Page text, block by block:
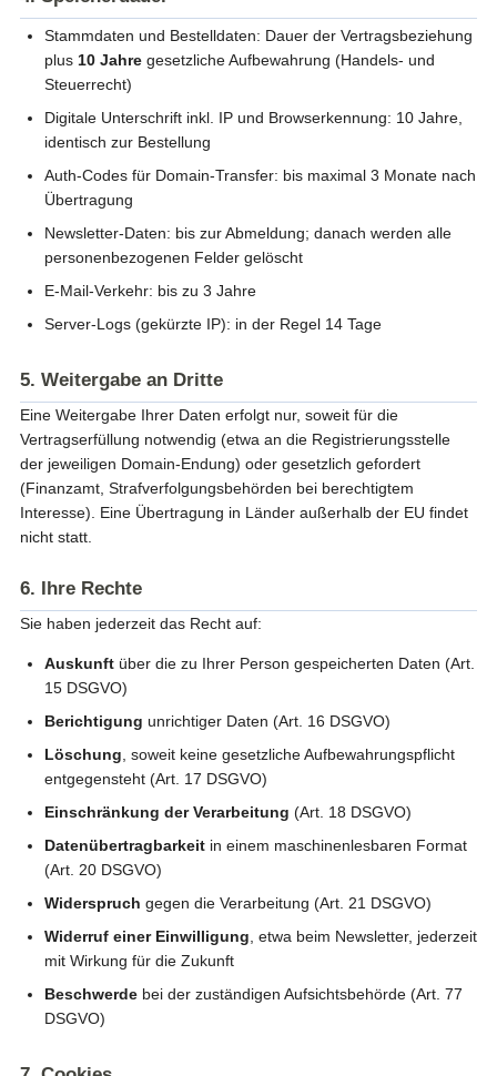
Stammdaten und Bestelldaten: Dauer der Vertragsbeziehung
plus 10 Jahre gesetzliche Aufbewahrung (Handels- und
Steuerrecht)
Digitale Unterschrift inkl. IP und Browserkennung: 10 Jahre,
identisch zur Bestellung
Auth-Codes für Domain-Transfer: bis maximal 3 Monate nach
Übertragung
Newsletter-Daten: bis zur Abmeldung; danach werden alle
personenbezogenen Felder gelöscht
E-Mail-Verkehr: bis zu 3 Jahre
Server-Logs (gekürzte IP): in der Regel 14 Tage
5. Weitergabe an Dritte
Eine Weitergabe Ihrer Daten erfolgt nur, soweit für die
Vertragserfüllung notwendig (etwa an die Registrierungsstelle
der jeweiligen Domain-Endung) oder gesetzlich gefordert
(Finanzamt, Strafverfolgungsbehörden bei berechtigtem
Interesse). Eine Übertragung in Länder außerhalb der EU findet
nicht statt.
6. Ihre Rechte
Sie haben jederzeit das Recht auf:
Auskunft über die zu Ihrer Person gespeicherten Daten (Art.
15 DSGVO)
Berichtigung unrichtiger Daten (Art. 16 DSGVO)
Löschung , soweit keine gesetzliche Aufbewahrungspflicht
entgegensteht (Art. 17 DSGVO)
Einschränkung der Verarbeitung (Art. 18 DSGVO)
Datenübertragbarkeit in einem maschinenlesbaren Format
(Art. 20 DSGVO)
Widerspruch gegen die Verarbeitung (Art. 21 DSGVO)
Widerruf einer Einwilligung , etwa beim Newsletter, jederzeit
mit Wirkung für die Zukunft
Beschwerde bei der zuständigen Aufsichtsbehörde (Art. 77
DSGVO)